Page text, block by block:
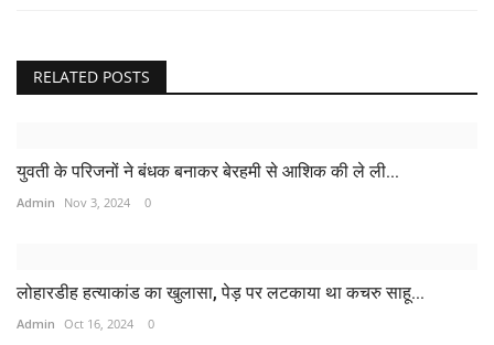
RELATED POSTS
युवती के परिजनों ने बंधक बनाकर बेरहमी से आशिक की ले ली...
Admin Nov 3, 2024 0
लोहारडीह हत्याकांड का खुलासा, पेड़ पर लटकाया था कचरु साहू...
Admin Oct 16, 2024 0